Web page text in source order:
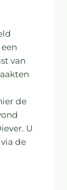
van
de
U
de